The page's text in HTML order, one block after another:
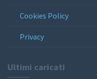
Cookies Policy
Privacy
Ultimi caricati